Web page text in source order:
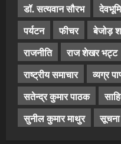
डॉ. सत्यवान सौरभ
पर्यटन
फीचर बेजोड़
राजनीति
राज शेखर भट्ट
राष्ट्रीय समाचार
व्यग्र
सतेन्द्र कुमार पाठक
सुनील कुमार माथुर
सूचना